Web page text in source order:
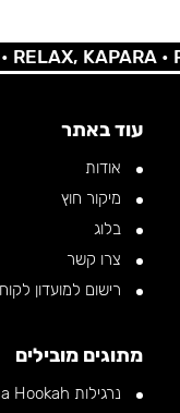
KAPARA •
עוד באתר
אודות
מיקור חוץ
בלוג
צרו קשר
רישום למועדון
מתוגים מובילים
נרגילות Alpha Hookah